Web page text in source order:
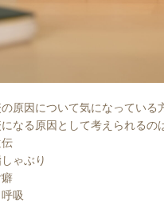
の原因について気になっている
になる原因として考えられるの
伝
しゃぶり
癖
呼吸